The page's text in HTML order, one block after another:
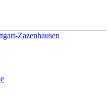
Zazenhausen